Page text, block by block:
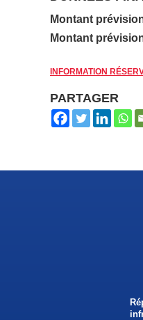
Montant
Montant
INFORMATION
PARTAGER